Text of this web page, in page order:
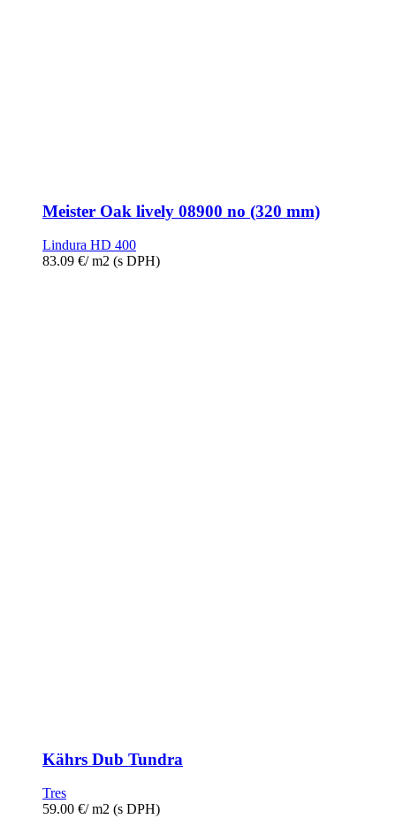
Meister Oak lively 08900 no (320 mm)
Lindura HD 400
83.09 €/ m2 (s DPH)
Kährs Dub Tundra
Tres
59.00 €/ m2 (s DPH)